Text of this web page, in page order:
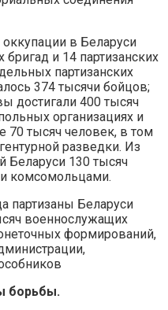
в Беларуси
бригад и 14 партизанских
партизанских
374 тысячи бойцов;
достигали 400 тысяч
организациях и
70 тысяч человек, в том
разведки. Из
Беларуси 130 тысяч
комсомольцами.
партизаны Беларуси
военнослужащих
формирований,
борьбы.